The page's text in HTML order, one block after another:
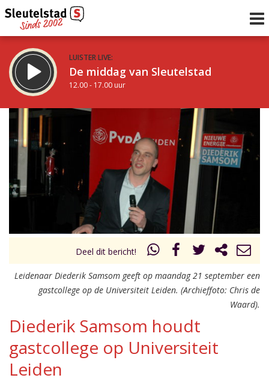
LUISTER LIVE:
De middag van Sleutelstad
12.00 - 17.00 uur
STRAKS:
Sleutelstad 30
17.00 - 19.00 uur
Vorig uur
uur 1 van 0 Volgend uur
Inklappen
Deel dit bericht!
Leidenaar Diederik Samsom geeft op maandag 21 september een
gastcollege op de Universiteit Leiden. (Archieffoto: Chris de
Waard).
Diederik Samsom houdt
gastcollege op Universiteit
Leiden